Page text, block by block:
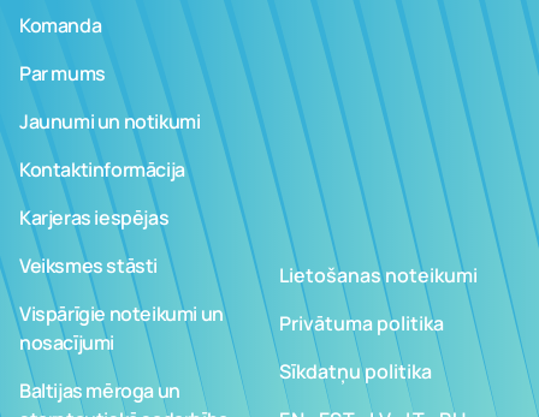
Komanda
Par mums
Jaunumi un notikumi
Kontaktinformācija
Karjeras iespējas
Veiksmes stāsti
Vispārīgie noteikumi un
nosacījumi
Baltijas mēroga un
Lietošanas noteikumi
Privātuma politika
Sīkdatņu politika